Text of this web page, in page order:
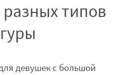
типов
девушек с большой